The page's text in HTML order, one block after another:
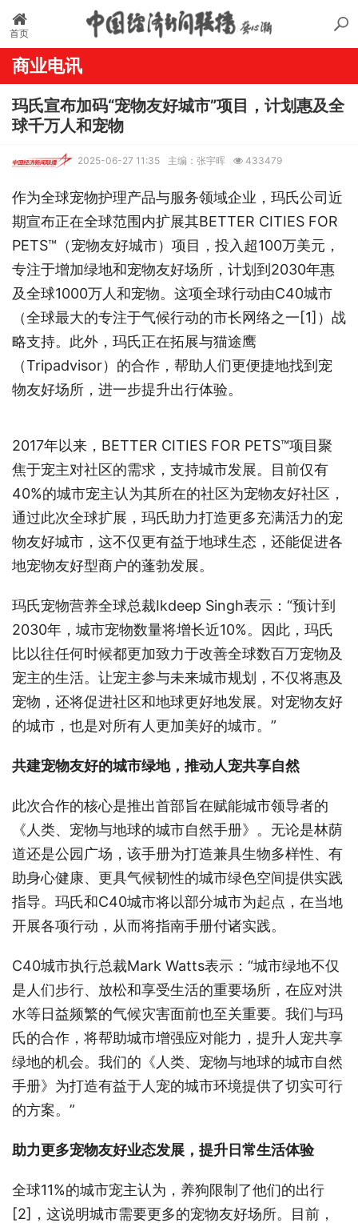
首页
商业电讯
玛氏宣布加码“宠物友好城市”项目，计划惠及全
球千万人和宠物
2025-06-27 11:35 主编：张宇晖 433479
作为全球宠物护理产品与服务领域企业，玛氏公司近
期宣布正在全球范围内扩展其BETTER CITIES FOR
PETS™（宠物友好城市）项目，投入超100万美元，
专注于增加绿地和宠物友好场所，计划到2030年惠
及全球1000万人和宠物。这项全球行动由C40城市
（全球最大的专注于气候行动的市长网络之一[1]）战
略支持。此外，玛氏正在拓展与猫途鹰
（Tripadvisor）的合作，帮助人们更便捷地找到宠
物友好场所，进一步提升出行体验。
2017年以来，BETTER CITIES FOR PETS™项目聚
焦于宠主对社区的需求，支持城市发展。目前仅有
40%的城市宠主认为其所在的社区为宠物友好社区，
通过此次全球扩展，玛氏助力打造更多充满活力的宠
物友好城市，这不仅更有益于地球生态，还能促进各
地宠物友好型商户的蓬勃发展。
玛氏宠物营养全球总裁Ikdeep Singh表示：“预计到
2030年，城市宠物数量将增长近10%。因此，玛氏
比以往任何时候都更加致力于改善全球数百万宠物及
宠主的生活。让宠主参与未来城市规划，不仅将惠及
宠物，还将促进社区和地球更好地发展。对宠物友好
的城市，也是对所有人更加美好的城市。”
共建宠物友好的城市绿地，推动人宠共享自然
此次合作的核心是推出首部旨在赋能城市领导者的
《人类、宠物与地球的城市自然手册》。无论是林荫
道还是公园广场，该手册为打造兼具生物多样性、有
助身心健康、更具气候韧性的城市绿色空间提供实践
指导。玛氏和C40城市将以部分城市为起点，在当地
开展各项行动，从而将指南手册付诸实践。
C40城市执行总裁Mark Watts表示：“城市绿地不仅
是人们步行、放松和享受生活的重要场所，在应对洪
水等日益频繁的气候灾害面前也至关重要。我们与玛
氏的合作，将帮助城市增强应对能力，提升人宠共享
绿地的机会。我们的《人类、宠物与地球的城市自然
手册》为打造有益于人宠的城市环境提供了切实可行
的方案。”
助力更多宠物友好业态发展，提升日常生活体验
全球11%的城市宠主认为，养狗限制了他们的出行
[2]，这说明城市需要更多的宠物友好场所。目前，